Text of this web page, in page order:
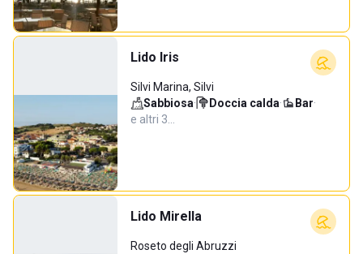
Lido Iris
Silvi Marina, Silvi
Sabbiosa· Doccia calda· Bar·
e altri 3…
Lido Mirella
Roseto degli Abruzzi